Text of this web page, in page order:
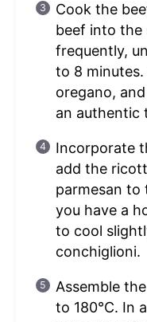
Cook the
beef into the
frequently,
to 8 minutes.
oregano,
an authentic
Incorporate
add the
parmesan to
you have a
to cool
conchiglioni.
Assemble
to 180°C. In